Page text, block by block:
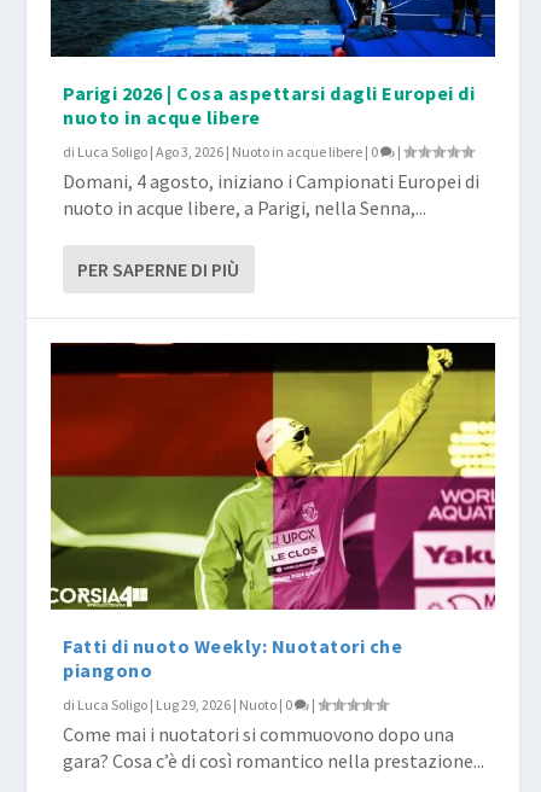
Parigi 2026 | Cosa aspettarsi dagli Europei di
nuoto in acque libere
di Luca Soligo |Ago 3, 2026 | Nuoto in acque libere | 0 |
Domani, 4 agosto, iniziano i Campionati Europei di
nuoto in acque libere, a Parigi, nella Senna,...
PER SAPERNE DI PIÙ
Fatti di nuoto Weekly: Nuotatori che
piangono
di Luca Soligo | Lug 29, 2026 | Nuoto | 0 |
Come mai i nuotatori si commuovono dopo una
gara? Cosa c’è di così romantico nella prestazione...